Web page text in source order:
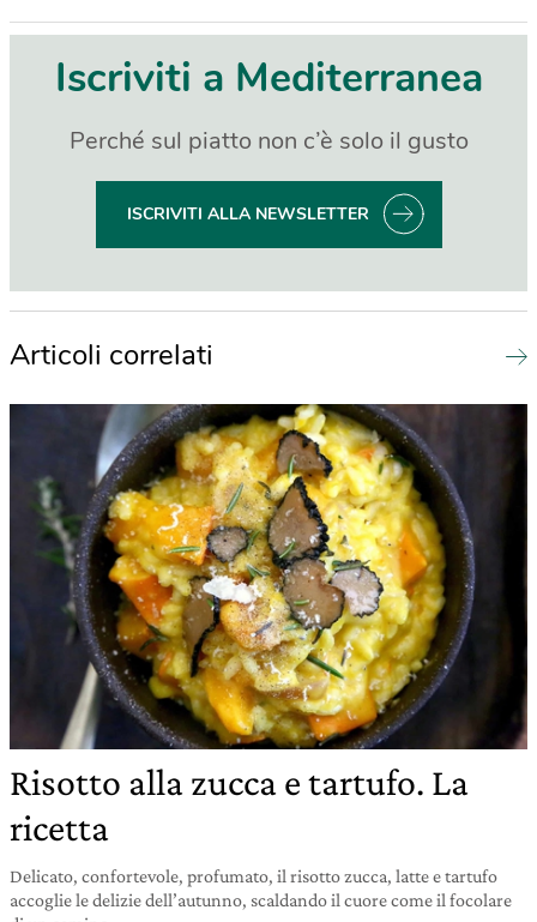
Iscriviti a Mediterranea
Perché sul piatto non c’è solo il gusto
ISCRIVITI ALLA NEWSLETTER
Articoli correlati
Risotto alla zucca e tartufo. La
ricetta
Delicato, confortevole, profumato, il risotto zucca, latte e tartufo
accoglie le delizie dell’autunno, scaldando il cuore come il focolare